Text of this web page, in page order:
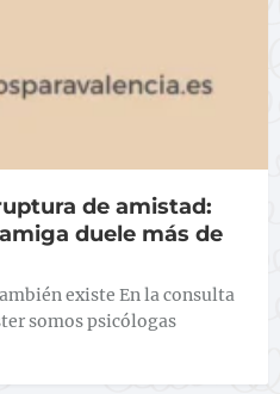
de amistad:
duele más de
existe En la consulta
somos psicólogas